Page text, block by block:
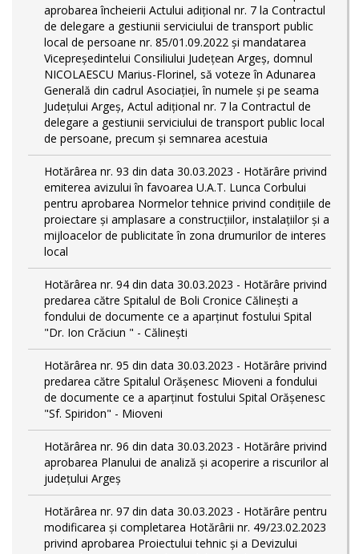
aprobarea încheierii Actului adițional nr. 7 la Contractul
de delegare a gestiunii serviciului de transport public
local de persoane nr. 85/01.09.2022 și mandatarea
Vicepreședintelui Consiliului Județean Argeș, domnul
NICOLAESCU Marius-Florinel, să voteze în Adunarea
Generală din cadrul Asociației, în numele și pe seama
Județului Argeș, Actul adițional nr. 7 la Contractul de
delegare a gestiunii serviciului de transport public local
de persoane, precum și semnarea acestuia
Hotărârea nr. 93 din data 30.03.2023 - Hotărâre privind
emiterea avizului în favoarea U.A.T. Lunca Corbului
pentru aprobarea Normelor tehnice privind condiţiile de
proiectare şi amplasare a construcţiilor, instalaţiilor şi a
mijloacelor de publicitate în zona drumurilor de interes
local
Hotărârea nr. 94 din data 30.03.2023 - Hotărâre privind
predarea către Spitalul de Boli Cronice Călinești a
fondului de documente ce a aparținut fostului Spital
"Dr. Ion Crăciun " - Călinești
Hotărârea nr. 95 din data 30.03.2023 - Hotărâre privind
predarea către Spitalul Orășenesc Mioveni a fondului
de documente ce a aparținut fostului Spital Orășenesc
"Sf. Spiridon" - Mioveni
Hotărârea nr. 96 din data 30.03.2023 - Hotărâre privind
aprobarea Planului de analiză și acoperire a riscurilor al
județului Argeș
Hotărârea nr. 97 din data 30.03.2023 - Hotărâre pentru
modificarea și completarea Hotărârii nr. 49/23.02.2023
privind aprobarea Proiectului tehnic și a Devizului